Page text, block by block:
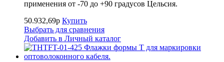
применения от -70 до +90 градусов Цельсия.
50.932,69р Купить
Выбрать для сравнения
Добавить в Личный каталог